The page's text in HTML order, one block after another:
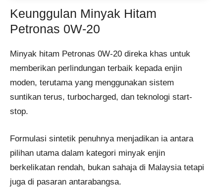
Keunggulan Minyak Hitam
Petronas 0W-20
Minyak hitam Petronas 0W-20 direka khas untuk
memberikan perlindungan terbaik kepada enjin
moden, terutama yang menggunakan sistem
suntikan terus, turbocharged, dan teknologi start-
stop.
Formulasi sintetik penuhnya menjadikan ia antara
pilihan utama dalam kategori minyak enjin
berkelikatan rendah, bukan sahaja di Malaysia tetapi
juga di pasaran antarabangsa.